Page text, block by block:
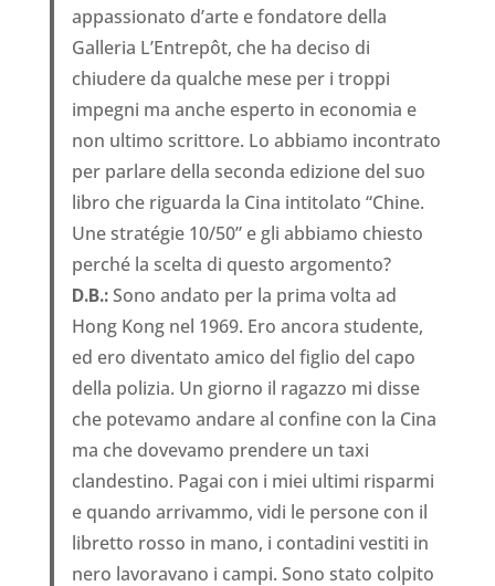
appassionato d’arte e fondatore della
Galleria L’Entrepôt, che ha deciso di
chiudere da qualche mese per i troppi
impegni ma anche esperto in economia e
non ultimo scrittore. Lo abbiamo incontrato
per parlare della seconda edizione del suo
libro che riguarda la Cina intitolato “Chine.
Une stratégie 10/50” e gli abbiamo chiesto
perché la scelta di questo argomento?
D.B.:Sono andato per la prima volta ad
Hong Kong nel 1969. Ero ancora studente,
ed ero diventato amico del figlio del capo
della polizia. Un giorno il ragazzo mi disse
che potevamo andare al confine con la Cina
ma che dovevamo prendere un taxi
clandestino. Pagai con i miei ultimi risparmi
e quando arrivammo, vidi le persone con il
libretto rosso in mano, i contadini vestiti in
nero lavoravano i campi. Sono stato colpito